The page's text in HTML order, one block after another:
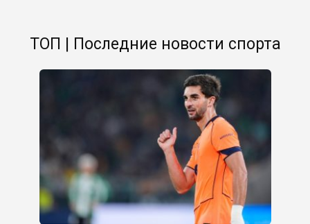
ТОП | Последние новости спорта